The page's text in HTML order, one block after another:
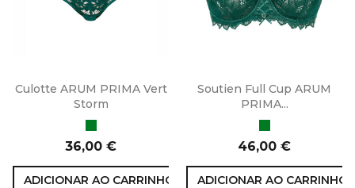
Culotte ARUM PRIMA Vert
Storm
Preço
36,00 €
ADICIONAR AO CARRINHO
Soutien Full Cup ARUM
PRIMA...
Preço
46,00 €
ADICIONAR AO CARRINHO